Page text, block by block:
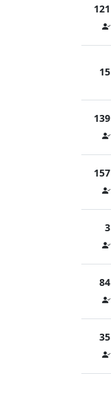
121
15
139
157
3
84
35